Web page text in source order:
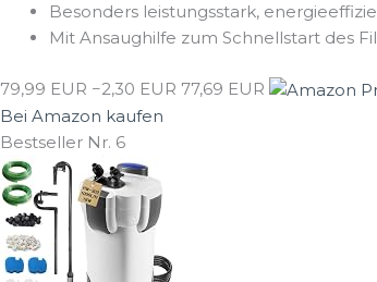
Besonders leistungsstark,
Mit Ansaughilfe zum Schnellstart des
79,99 EUR −2,30 EUR 77,69 EUR
Bei Amazon kaufen
Bestseller Nr. 6